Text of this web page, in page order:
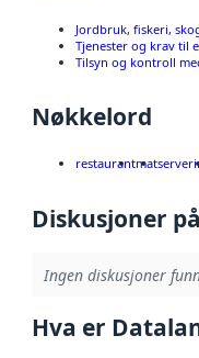
Jordbruk, fiskeri,
Tjenester og krav til
Tilsyn og kontroll
Nøkkelord
restaurantmat
Diskusjoner
Ingen diskusjoner
Hva er